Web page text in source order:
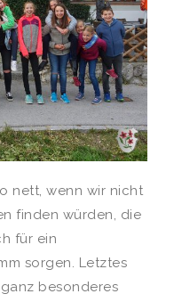
nett, wenn wir nicht
finden würden, die
für ein
sorgen. Letztes
besonderes